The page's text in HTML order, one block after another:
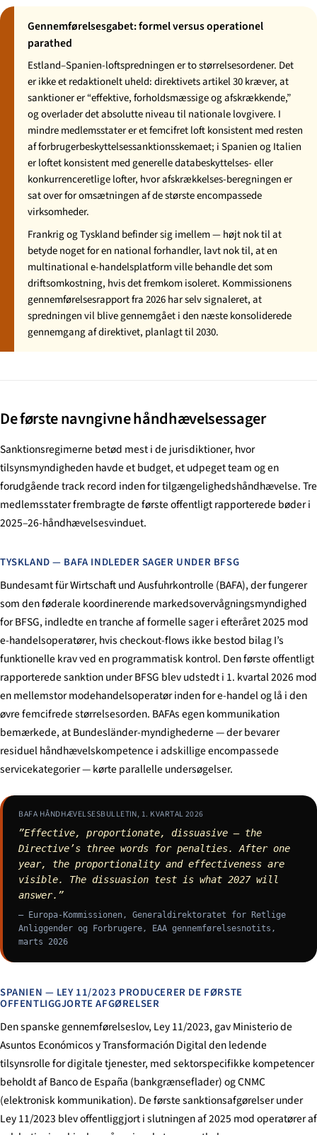
Gennemførelsesgabet: formel versus operationel
parathed
Estland–Spanien-loftspredningen er to størrelsesordener. Det
er ikke et redaktionelt uheld: direktivets artikel 30 kræver, at
sanktioner er “effektive, forholdsmæssige og afskrækkende,”
og overlader det absolutte niveau til nationale lovgivere. I
mindre medlemsstater er et femcifret loft konsistent med resten
af forbrugerbeskyttelsessanktionsskemaet; i Spanien og Italien
er loftet konsistent med generelle databeskyttelses- eller
konkurrenceretlige lofter, hvor afskrækkelses-beregningen er
sat over for omsætningen af de største encompassede
virksomheder.
Frankrig og Tyskland befinder sig imellem — højt nok til at
betyde noget for en national forhandler, lavt nok til, at en
multinational e-handelsplatform ville behandle det som
driftsomkostning, hvis det fremkom isoleret. Kommissionens
gennemførelsesrapport fra 2026 har selv signaleret, at
spredningen vil blive gennemgået i den næste konsoliderede
gennemgang af direktivet, planlagt til 2030.
De første navngivne håndhævelsessager
Sanktionsregimerne betød mest i de jurisdiktioner, hvor
tilsynsmyndigheden havde et budget, et udpeget team og en
forudgående track record inden for tilgængelighedshåndhævelse. Tre
medlemsstater frembragte de første offentligt rapporterede bøder i
2025–26-håndhævelsesvinduet.
TYSKLAND — BAFA INDLEDER SAGER UNDER BFSG
Bundesamt für Wirtschaft und Ausfuhrkontrolle (BAFA), der fungerer
som den føderale koordinerende markedsovervågningsmyndighed
for BFSG, indledte en tranche af formelle sager i efteråret 2025 mod
e-handelsoperatører, hvis checkout-flows ikke bestod bilag I’s
funktionelle krav ved en programmatisk kontrol. Den første offentligt
rapporterede sanktion under BFSG blev udstedt i 1. kvartal 2026 mod
en mellemstor modehandelsoperatør inden for e-handel og lå i den
øvre femcifrede størrelsesorden. BAFAs egen kommunikation
bemærkede, at Bundesländer-myndighederne — der bevarer
residuel håndhævelskompetence i adskillige encompassede
servicekategorier — kørte parallelle undersøgelser.
BAFA HÅNDHÆVELSESBULLETIN, 1. KVARTAL 2026
”Effective, proportionate, dissuasive — the
Directive’s three words for penalties. After one
year, the proportionality and effectiveness are
visible. The dissuasion test is what 2027 will
answer.”
— Europa-Kommissionen, Generaldirektoratet for Retlige
Anliggender og Forbrugere, EAA gennemførelsesnotits,
marts 2026
SPANIEN — LEY 11/2023 PRODUCERER DE FØRSTE
OFFENTLIGGJORTE AFGØRELSER
Den spanske gennemførelseslov, Ley 11/2023, gav Ministerio de
Asuntos Económicos y Transformación Digital den ledende
tilsynsrolle for digitale tjenester, med sektorspecifikke kompetencer
beholdt af Banco de España (bankgrænseflader) og CNMC
(elektronisk kommunikation). De første sanktionsafgørelser under
Ley 11/2023 blev offentliggjort i slutningen af 2025 mod operatører af